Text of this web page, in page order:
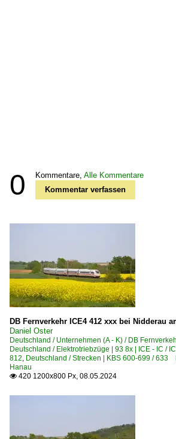
0 Kommentare, Alle Kommentare
Kommentar verfassen
DB Fernverkehr ICE4 412 xxx bei Nidderau
Daniel Oster
Deutschland / Unternehmen (A - K) / DB
Deutschland / Elektrotriebzüge | 93 8x | ICE - IC /
812, Deutschland / Strecken | KBS 600-699 / 633
Hanau
 420 1200x800 Px, 08.05.2024